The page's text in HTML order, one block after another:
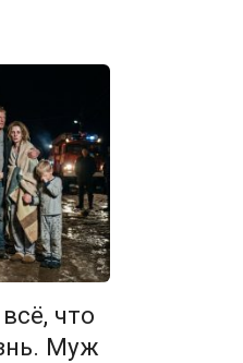
что
Муж